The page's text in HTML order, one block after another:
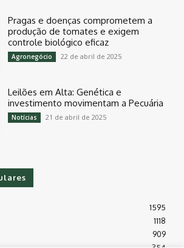
Pragas e doenças comprometem a
produção de tomates e exigem
controle biológico eficaz
Agronegócio 22 de abril de 2025
Leilões em Alta: Genética e
investimento movimentam a Pecuária
Notícias 21 de abril de 2025
1595
1118
909